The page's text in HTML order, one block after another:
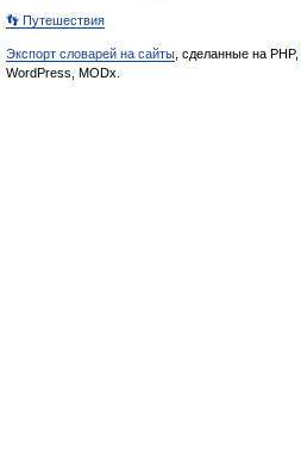
👣 Путешествия
Экспорт словарей на сайты , сделанные на PHP,
WordPress, MODx.